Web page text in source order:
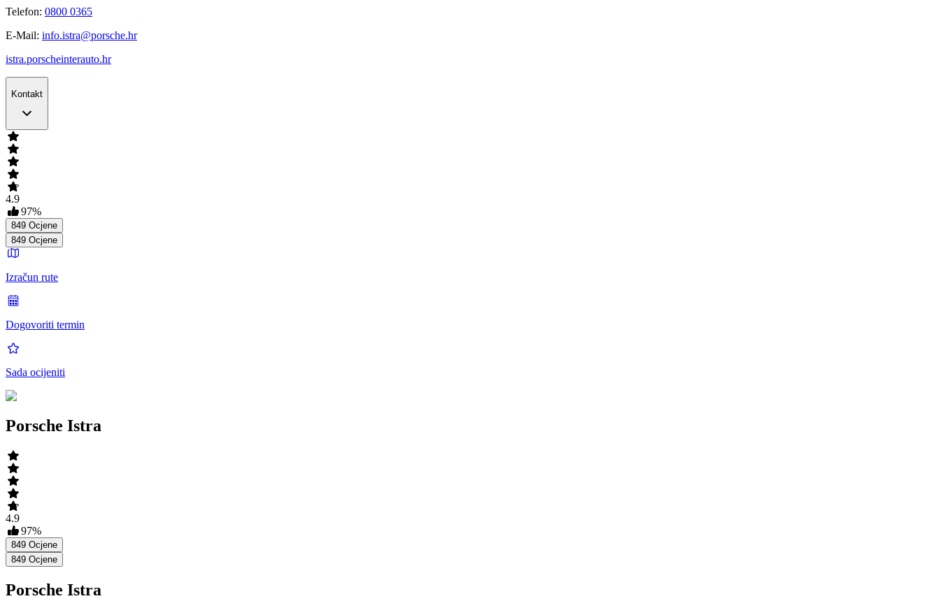
Telefon: 0800 0365
E-Mail: info.istra@porsche.hr
istra.porscheinterauto.hr
Kontakt
4.9
97%
849 Ocjene
849 Ocjene
Izračun rute
Dogovoriti termin
Sada ocijeniti
Porsche Istra
4.9
97%
849 Ocjene
849 Ocjene
Porsche Istra